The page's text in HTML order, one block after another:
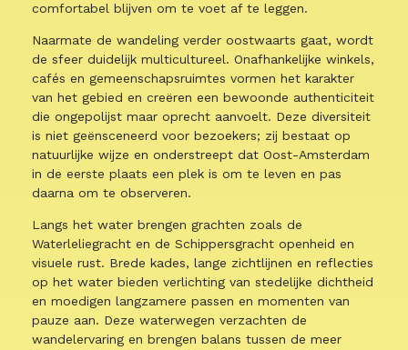
comfortabel blijven om te voet af te leggen.
Naarmate de wandeling verder oostwaarts gaat, wordt
de sfeer duidelijk multicultureel. Onafhankelijke winkels,
cafés en gemeenschapsruimtes vormen het karakter
van het gebied en creëren een bewoonde authenticiteit
die ongepolijst maar oprecht aanvoelt. Deze diversiteit
is niet geënsceneerd voor bezoekers; zij bestaat op
natuurlijke wijze en onderstreept dat Oost-Amsterdam
in de eerste plaats een plek is om te leven en pas
daarna om te observeren.
Langs het water brengen grachten zoals de
Waterleliegracht en de Schippersgracht openheid en
visuele rust. Brede kades, lange zichtlijnen en reflecties
op het water bieden verlichting van stedelijke dichtheid
en moedigen langzamere passen en momenten van
pauze aan. Deze waterwegen verzachten de
wandelervaring en brengen balans tussen de meer